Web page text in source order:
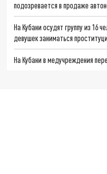
подозревается в продаже
На Кубани осудят группу из 16
девушек заниматься
На Кубани в медучреждения